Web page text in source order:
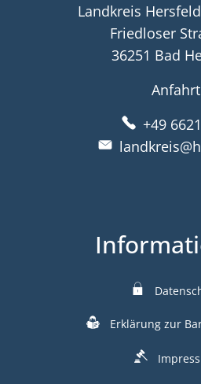
Landkreis
Friedloser
36251 Bad
Anfahrt
+49
Erklärung zur